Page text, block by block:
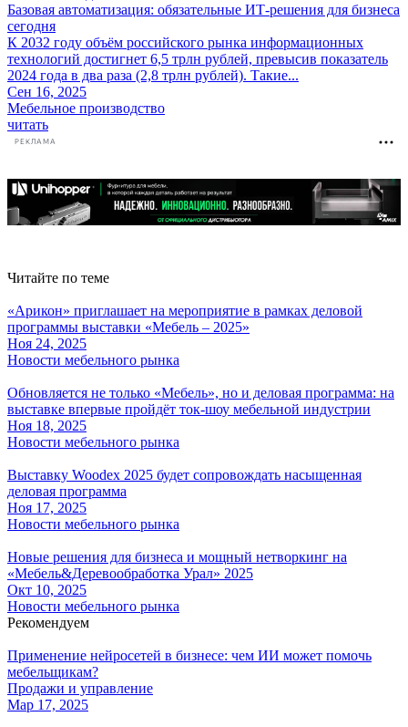
Базовая автоматизация: обязательные ИТ-решения для бизнеса
сегодня
К 2032 году объём российского рынка информационных
технологий достигнет 6,5 трлн рублей, превысив показатель
2024 года в два раза (2,8 трлн рублей). Такие...
Сен 16, 2025
Мебельное производство
читать
РЕКЛАМА
Читайте по теме
«Арикон» приглашает на мероприятие в рамках деловой
программы выставки «Мебель – 2025»
Ноя 24, 2025
Новости мебельного рынка
Обновляется не только «Мебель», но и деловая программа: на
выставке впервые пройдёт ток-шоу мебельной индустрии
Ноя 18, 2025
Новости мебельного рынка
Выставку Woodex 2025 будет сопровождать насыщенная
деловая программа
Ноя 17, 2025
Новости мебельного рынка
Новые решения для бизнеса и мощный нетворкинг на
«Мебель&Деревообработка Урал» 2025
Окт 10, 2025
Новости мебельного рынка
Рекомендуем
Применение нейросетей в бизнесе: чем ИИ может помочь
мебельщикам?
Продажи и управление
Мар 17, 2025